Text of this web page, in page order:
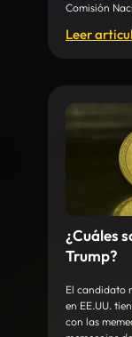
Comisión
Leer
¿Cuáles
Trump?
El candidato
en EE.UU.
con las